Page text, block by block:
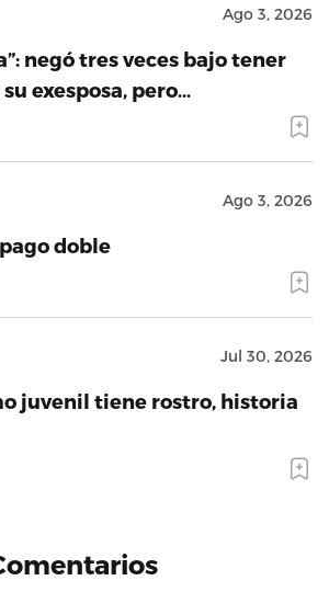
Ago 3, 2026
negó tres veces bajo tener
exesposa, pero…
Ago 3, 2026
doble
Jul 30, 2026
juvenil tiene rostro, historia